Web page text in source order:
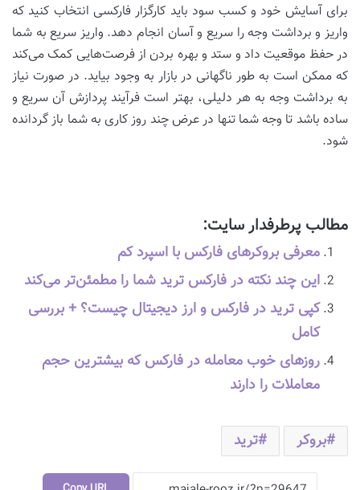
برای آسایش خود و کسب سود باید کارگزار فارکسی انتخاب کنید که
واریز و برداشت وجه را سریع و آسان انجام دهد. واریز سریع به شما
در حفظ موقعیت داد و ستد و بهره بردن از فرصت‌هایی کمک می‌کند
که ممکن است به طور ناگهانی در بازار به وجود بیاید. در صورت نیاز
به برداشت وجه به هر دلیلی، بهتر است فرآیند پردازش آن سریع و
ساده باشد تا وجه شما تنها در عرض چند روز کاری به شما باز گردانده
شود.
مطالب پرطرفدار سایت:
معرفی بروکرهای فارکس با اسپرد کم
این چند نکته در فارکس ترید شما را مطمئن‌تر می‌کند
کپی ترید در فارکس و ارز دیجیتال چیست؟ + بررسی
کامل
روزهای خوب معامله در فارکس که بیشترین حجم
معاملات را دارند
بروکر ترید